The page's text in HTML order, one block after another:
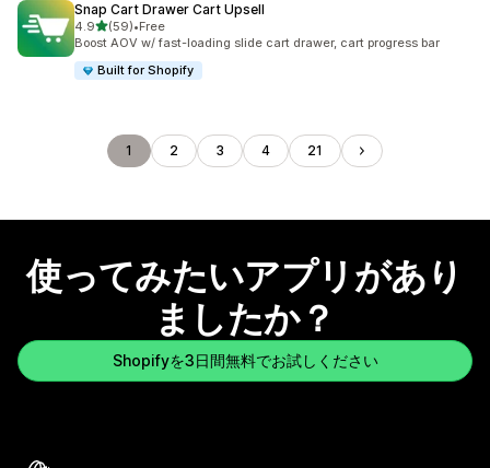
Snap Cart Drawer Cart Upsell
4.95つ星中
(59)
合計レビュー数：59件
•Free
Boost AOV w/ fast-loading slide cart drawer, cart progress bar
Built for Shopify
1 2 3 4 21
使ってみたいアプリがあり
ましたか？
Shopifyを3日間無料でお試しください